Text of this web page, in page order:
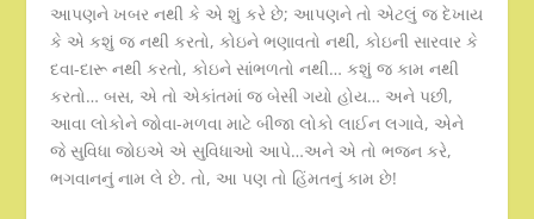
આપણને ખબર નથી કે એ શું કરે છે; આપણને તો એટલું જ દેખાય
કે એ કશું જ નથી કરતો, કોઇને ભણાવતો નથી, કોઇની સારવાર કે
દવા-દારૂ નથી કરતો, કોઇને સાંભળતો નથી… કશું જ કામ નથી
કરતો… બસ, એ તો એકાંતમાં જ બેસી ગયો હોય… અને પછી,
આવા લોકોને જોવા-મળવા માટે બીજા લોકો લાઈન લગાવે, એને
જે સુવિધા જોઇએ એ સુવિધાઓ આપે…અને એ તો ભજન કરે,
ભગવાનનું નામ લે છે. તો, આ પણ તો હિંમતનું કામ છે!